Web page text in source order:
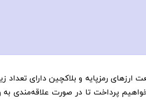
ارزهای رمزپایه و بلاکچین دارای
پرداخت تا در صورت علاقه‌مندی به